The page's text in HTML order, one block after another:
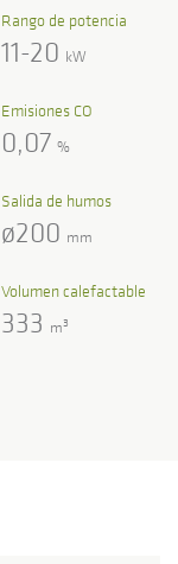
Rango de potencia
11-20 kW
Emisiones CO
0,07 %
Volumen calefactable
333 m3
Salida de humos
ø200 mm